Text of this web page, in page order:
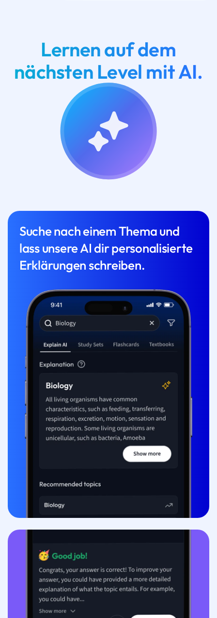
Lernen auf dem
nächsten Level mit AI.
Suche nach einem Thema und
lass unsere AI dir personalisierte
Erklärungen schreiben.